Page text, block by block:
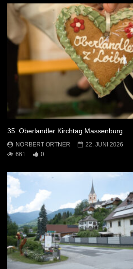
35. Oberlandler Kirchtag Massenburg
NORBERT ORTNER
22. JUNI 2026
661
0